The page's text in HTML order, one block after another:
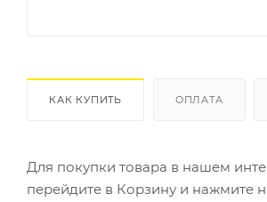
КАК КУПИТЬ ОПЛАТА
Для покупки товара в нашем
перейдите в Корзину и нажмите